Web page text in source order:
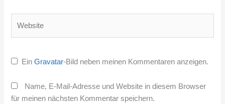
EinGravatar-Bild neben meinen Kommentaren anzeigen.
Name, E-Mail-Adresse und Website in diesem Browser
für meinen nächsten Kommentar speichern.